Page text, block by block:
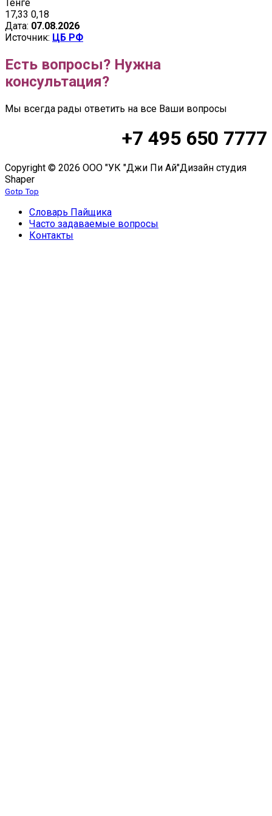
Тенге
17,33 0,18
Дата: 07.08.2026
Источник: ЦБ РФ
Есть вопросы? Нужна
консультация?
Мы всегда рады ответить на все Ваши вопросы
+7 495 650 7777
Copyright © 2026 ООО "УК "Джи Пи Ай"Дизайн студия
Shaper
Gotp Top
Словарь Пайщика
Часто задаваемые вопросы
Контакты